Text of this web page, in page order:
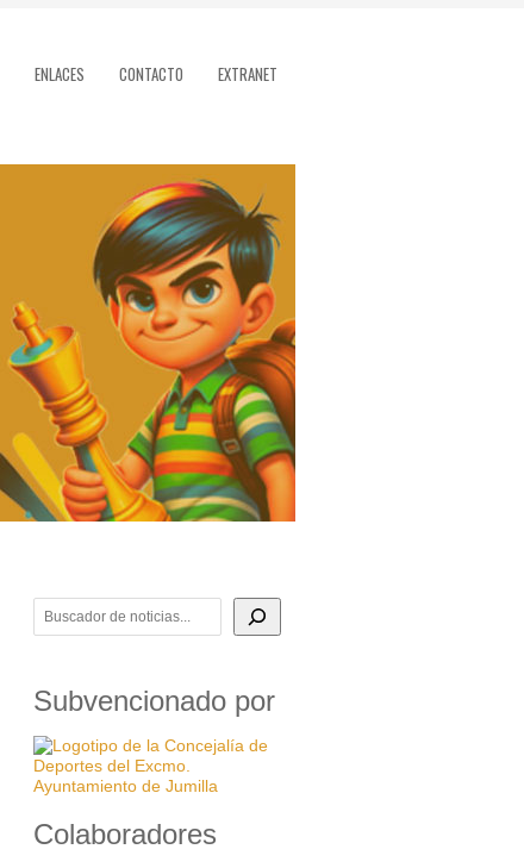
ENLACES CONTACTO EXTRANET
BUSCADOR DE NOTICIAS
Subvencionado por
Colaboradores